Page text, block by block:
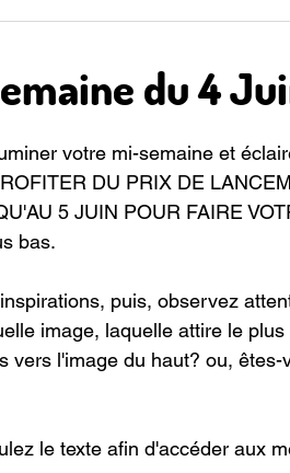
du 4
votre mi-semaine et
DU PRIX DE
5 JUIN POUR FAIRE
bas.
puis, observez
image, laquelle attire le
vers l'image du haut? ou,
le texte afin d'accéder aux